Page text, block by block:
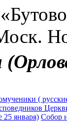
(
25 января) Собор